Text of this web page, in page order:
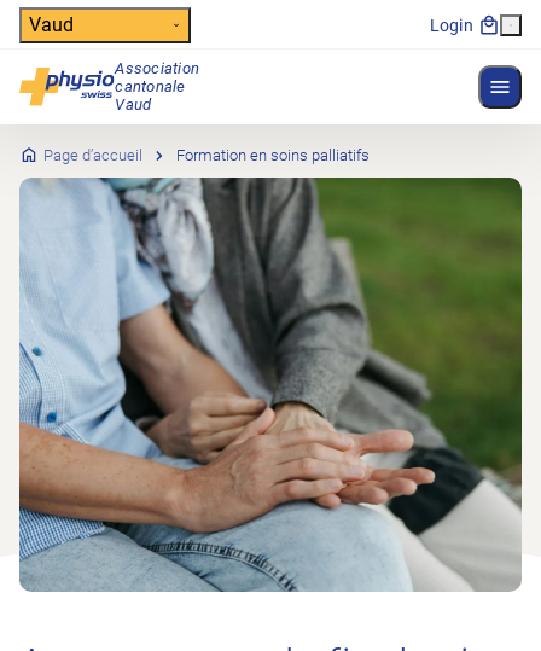
Header
Vaud Login
Association
cantonale
Vaud
Navigation principale
Page d’accueil Formation en soins palliatifs